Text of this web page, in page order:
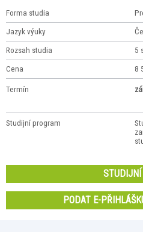
Forma studia
Jazyk výuky
Rozsah studia 5
Cena 8
Termín
Studijní program
STUDIJNÍ
PODAT E-